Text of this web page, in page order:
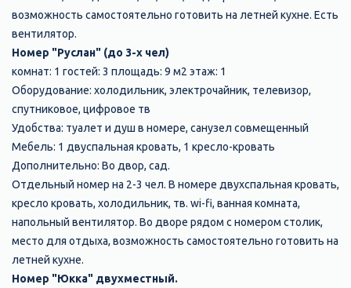
возможность самостоятельно готовить на летней кухне. Есть
вентилятор.
Номер "Руслан" (до 3-х чел)
комнат: 1 гостей: 3 площадь: 9 м2 этаж: 1
Оборудование: холодильник, электрочайник, телевизор,
спутниковое, цифровое тв
Удобства: туалет и душ в номере, санузел совмещенный
Мебель: 1 двуспальная кровать, 1 кресло-кровать
Дополнительно: Во двор, сад.
Отдельный номер на 2-3 чел. В номере двухспальная кровать,
кресло кровать, холодильник, тв. wi-fi, ванная комната,
напольный вентилятор. Во дворе рядом с номером столик,
место для отдыха, возможность самостоятельно готовить на
летней кухне.
Номер "Юкка" двухместный.